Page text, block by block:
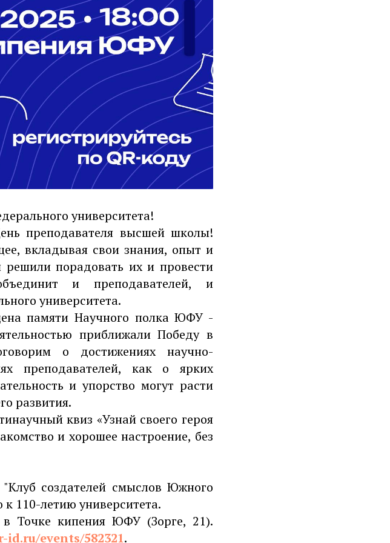
университета!
преподавателя высшей школы!
вкладывая свои знания, опыт и
порадовать их и провести
и преподавателей, и
университета.
памяти Научного полка ЮФУ -
приближали Победу в
о достижениях научно-
преподавателей, как о ярких
и упорство могут расти
развития.
квиз «Узнай своего героя
и хорошее настроение, без
создателей смыслов Южного
110-летию университета.
Точке кипения ЮФУ (Зорге, 21).
id.ru/events/582321.